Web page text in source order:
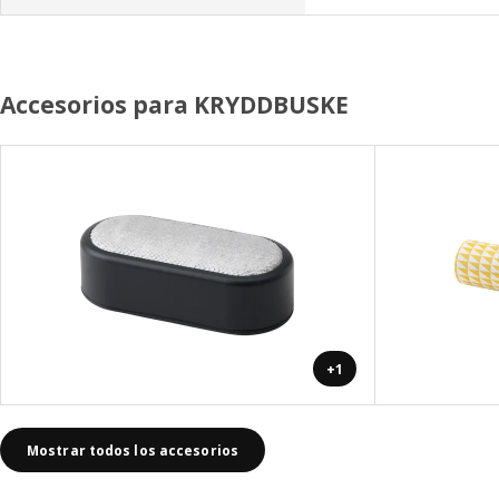
Accesorios para KRYDDBUSKE
+1
Mostrar todos los accesorios